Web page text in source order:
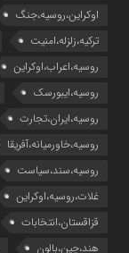
اوکراین،روسیه،جنگ
ترکیه،زلزله،امنیت
روسیه،اعراب،اوکراین
روسیه،ایبورسک
روسیه،ایران،تجارت
روسیه،خاورمیانه،آفریقا
روسیه،سند،سیاست
غلات،روسیه،اوکراین
قزاقستان،انتخابات
هند،چین،بالون